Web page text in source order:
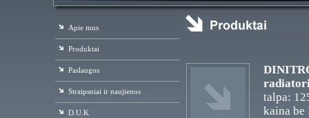
Apie mus
Produktai
Paslaugos
Straipsniai ir naujienos
D.U.K
talpa:
kaina be